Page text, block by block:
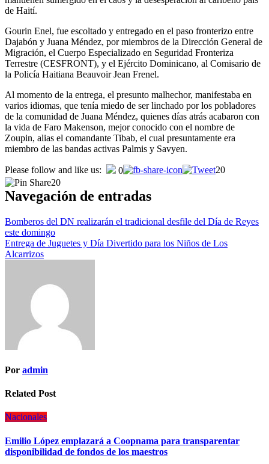
de Haití.
Gourin Enel, fue escoltado y entregado en el paso fronterizo entre
Dajabón y Juana Méndez, por miembros de la Dirección General de
Migración, el Cuerpo Especializado en Seguridad Fronteriza
Terrestre (CESFRONT), y el Ejército Dominicano, al Comisario de
la Policía Haitiana Beauvoir Jean Frenel.
Al momento de la entrega, el presunto malhechor, manifestaba en
varios idiomas, que tenía miedo de ser linchado por los pobladores
de la comunidad de Juana Méndez, quienes días atrás acabaron con
la vida de Faro Makenson, mejor conocido con el nombre de
Zoupin, alias el comandante Tibab, el cual presuntamente era
miembro de las bandas activas Palmis y Savyen.
Please follow and like us: 0
20
20
Navegación de entradas
Bomberos del DN realizarán el tradicional desfile del Día de Reyes
este domingo
Entrega de Juguetes y Día Divertido para los Niños de Los
Alcarrizos
Por admin
Related Post
Nacionales
Emilio López emplazará a Coopnama para transparentar
disponibilidad de fondos de los maestros